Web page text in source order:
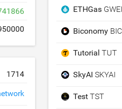
1714
ETHGas GWEI
Biconomy
TutorialTUT
SkyAISKYAI
TestTST